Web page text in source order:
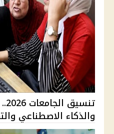
والذكاء الاصطناعي